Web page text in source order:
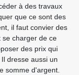
à des travaux
que ce sont des
il faut convier des
se charger de ce
des prix qui
dresse aussi un
somme d'argent.